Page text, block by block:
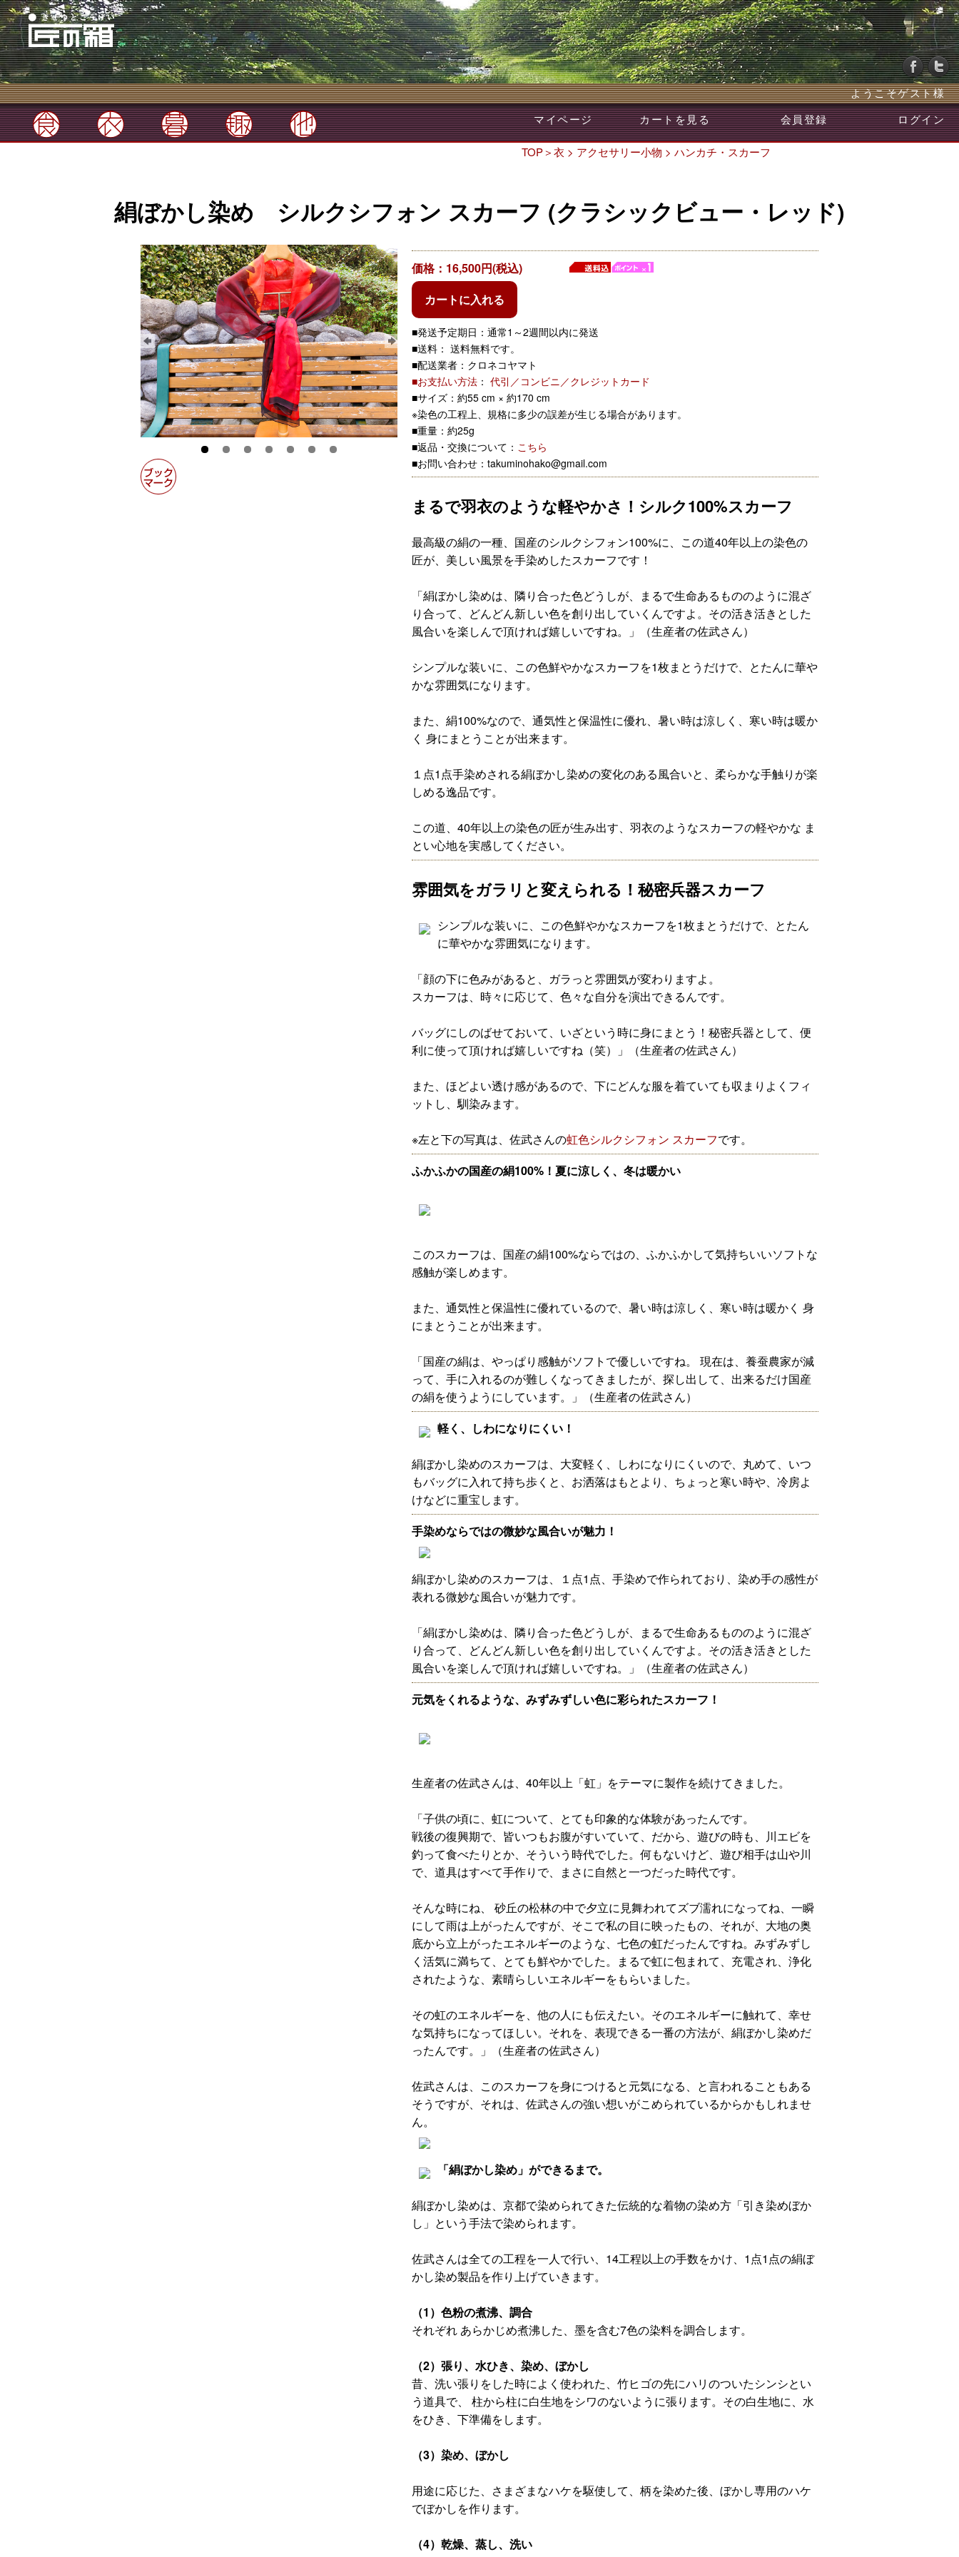
ようこそゲスト様
マイページ
カートを見る 会員登録 ログイン
TOP＞衣 > アクセサリー小物 > ハンカチ・スカーフ
絹ぼかし染め シルクシフォン スカーフ (クラシックビュー・レッド)
価格：16,500円(税込)
カートに入れる
■発送予定期日：通常1～2週間以内に発送
■送料： 送料無料です。
■配送業者：クロネコヤマト
■お支払い方法 ： 代引／コンビニ／クレジットカード
■サイズ：約55 cm × 約170 cm
※染色の工程上、規格に多少の誤差が生じる場合があります。
■重量：約25g
■返品・交換について： こちら
■お問い合わせ：takuminohako@gmail.com
まるで羽衣のような軽やかさ！シルク100%スカーフ
最高級の絹の一種、国産のシルクシフォン100%に、この道40年以上の染色の
匠が、美しい風景を手染めしたスカーフです！
「絹ぼかし染めは、隣り合った色どうしが、まるで生命あるもののように混ざ
り合って、どんどん新しい色を創り出していくんですよ。その活き活きとした
風合いを楽しんで頂ければ嬉しいですね。」（生産者の佐武さん）
シンプルな装いに、この色鮮やかなスカーフを1枚まとうだけで、とたんに華や
かな雰囲気になります。
また、絹100%なので、通気性と保温性に優れ、暑い時は涼しく、寒い時は暖か
く 身にまとうことが出来ます。
１点1点手染めされる絹ぼかし染めの変化のある風合いと、柔らかな手触りが楽
しめる逸品です。
この道、40年以上の染色の匠が生み出す、羽衣のようなスカーフの軽やかな ま
とい心地を実感してください。
雰囲気をガラリと変えられる！秘密兵器スカーフ
シンプルな装いに、この色鮮やかなスカーフを1枚まとうだけで、とたん
に華やかな雰囲気になります。
「顔の下に色みがあると、ガラっと雰囲気が変わりますよ。
スカーフは、時々に応じて、色々な自分を演出できるんです。
バッグにしのばせておいて、いざという時に身にまとう！秘密兵器として、便
利に使って頂ければ嬉しいですね（笑）」（生産者の佐武さん）
また、ほどよい透け感があるので、下にどんな服を着ていても収まりよくフィ
ットし、馴染みます。
※左と下の写真は、佐武さんの虹色シルクシフォン スカーフです。
ふかふかの国産の絹100%！夏に涼しく、冬は暖かい
このスカーフは、国産の絹100%ならではの、ふかふかして気持ちいいソフトな
感触が楽しめます。
また、通気性と保温性に優れているので、暑い時は涼しく、寒い時は暖かく 身
にまとうことが出来ます。
「国産の絹は、やっぱり感触がソフトで優しいですね。 現在は、養蚕農家が減
って、手に入れるのが難しくなってきましたが、探し出して、出来るだけ国産
の絹を使うようにしています。」（生産者の佐武さん）
軽く、しわになりにくい！
絹ぼかし染めのスカーフは、大変軽く、しわになりにくいので、丸めて、いつ
もバッグに入れて持ち歩くと、お洒落はもとより、ちょっと寒い時や、冷房よ
けなどに重宝します。
手染めならではの微妙な風合いが魅力！
絹ぼかし染めのスカーフは、１点1点、手染めで作られており、染め手の感性が
表れる微妙な風合いが魅力です。
「絹ぼかし染めは、隣り合った色どうしが、まるで生命あるもののように混ざ
り合って、どんどん新しい色を創り出していくんですよ。その活き活きとした
風合いを楽しんで頂ければ嬉しいですね。」（生産者の佐武さん）
元気をくれるような、みずみずしい色に彩られたスカーフ！
生産者の佐武さんは、40年以上「虹」をテーマに製作を続けてきました。
「子供の頃に、虹について、とても印象的な体験があったんです。
戦後の復興期で、皆いつもお腹がすいていて、だから、遊びの時も、川エビを
釣って食べたりとか、そういう時代でした。何もないけど、遊び相手は山や川
で、道具はすべて手作りで、まさに自然と一つだった時代です。
そんな時にね、 砂丘の松林の中で夕立に見舞われてズブ濡れになってね、一瞬
にして雨は上がったんですが、そこで私の目に映ったもの、それが、大地の奥
底から立上がったエネルギーのような、七色の虹だったんですね。みずみずし
く活気に満ちて、とても鮮やかでした。まるで虹に包まれて、充電され、浄化
されたような、素晴らしいエネルギーをもらいました。
その虹のエネルギーを、他の人にも伝えたい。そのエネルギーに触れて、幸せ
な気持ちになってほしい。それを、表現できる一番の方法が、絹ぼかし染めだ
ったんです。」（生産者の佐武さん）
佐武さんは、このスカーフを身につけると元気になる、と言われることもある
そうですが、それは、佐武さんの強い想いがこめられているからかもしれませ
ん。
「絹ぼかし染め」ができるまで。
絹ぼかし染めは、京都で染められてきた伝統的な着物の染め方「引き染めぼか
し」という手法で染められます。
佐武さんは全ての工程を一人で行い、14工程以上の手数をかけ、1点1点の絹ぼ
かし染め製品を作り上げていきます。
（1）色粉の煮沸、調合
それぞれ あらかじめ煮沸した、墨を含む7色の染料を調合します。
（2）張り、水ひき、染め、ぼかし
昔、洗い張りをした時によく使われた、竹ヒゴの先にハリのついたシンシとい
う道具で、 柱から柱に白生地をシワのないように張ります。その白生地に、水
をひき、下準備をします。
（3）染め、ぼかし
用途に応じた、さまざまなハケを駆使して、柄を染めた後、ぼかし専用のハケ
でぼかしを作ります。
（4）乾燥、蒸し、洗い